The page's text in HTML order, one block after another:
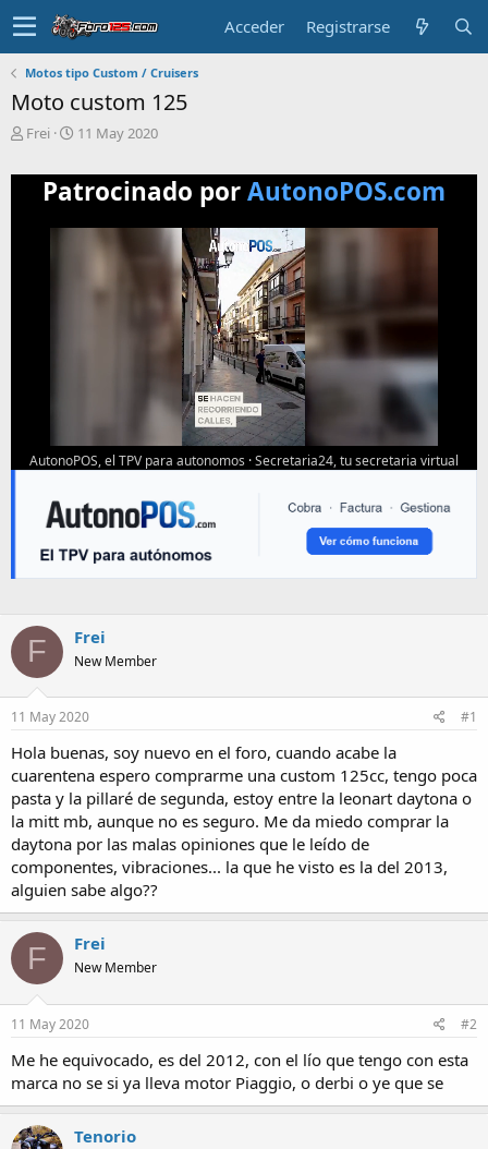
Acceder Registrarse
Motos tipo Custom / Cruisers
Moto custom 125
T
m
Frei
F
c
h
d
11 May 2020
Patrocinado porAutonoPOS.com
AutonoPOS, el TPV para autonomos ·Secretaria24, tu secretaria virtual
F Frei
New Member
11 May 2020 #1
Hola buenas, soy nuevo en el foro, cuando acabe la
cuarentena espero comprarme una custom 125cc, tengo poca
pasta y la pillaré de segunda, estoy entre la leonart daytona o
la mitt mb, aunque no es seguro. Me da miedo comprar la
daytona por las malas opiniones que le leído de
componentes, vibraciones... la que he visto es la del 2013,
alguien sabe algo??
F Frei
New Member
11 May 2020 #2
Me he equivocado, es del 2012, con el lío que tengo con esta
marca no se si ya lleva motor Piaggio, o derbi o ye que se
Tenorio